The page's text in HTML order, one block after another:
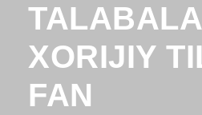
XORIJIY
FAN